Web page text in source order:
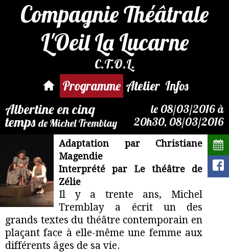
Compagnie Théâtrale
L'Oeil La Lucarne
C.T.O.L.
Programme Atelier Infos
Albertine en cinq
temps de Michel Tremblay
le 08/03/2016 à
20h30, 08/03/2016
reservation@compagnie-
loeil.fr
Adaptation par Christiane
Magendie
Interprété par Le théâtre de
Zélie
Il y a trente ans, Michel
Tremblay a écrit un des
grands textes du théâtre contemporain en
plaçant face à elle-même une femme aux
différents âges de sa vie.